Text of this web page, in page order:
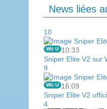
News liées
10
Wii U 10:33
Sniper Elite V2 sur
9
Wii U 16:09
Sniper Elite V2
4